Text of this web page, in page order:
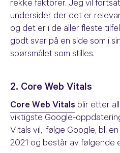
rekke faktorer. Jeg vil
undersider der det er
og det er i de aller fleste
godt svar på en side som i
spørsmålet som stilles.
2. Core Web Vitals
Core Web Vitals blir etter
viktigste Google-
Vitals vil, ifølge Google, bli
2021 og består av følgende